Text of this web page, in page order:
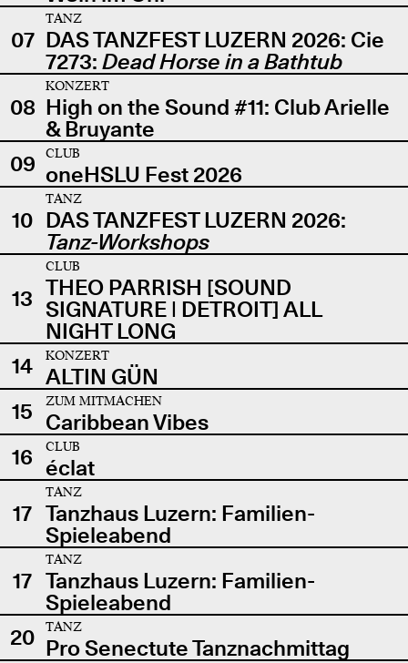
07
TANZ
DAS TANZFEST LUZERN 2026: Cie
7273: Dead Horse in a Bathtub
08
KONZERT
High on the Sound #11: Club Arielle
& Bruyante
09
CLUB
oneHSLU Fest 2026
10
TANZ
DAS TANZFEST LUZERN 2026:
Tanz-Workshops
13
CLUB
THEO PARRISH [SOUND
SIGNATURE | DETROIT] ALL
NIGHT LONG
14
KONZERT
ALTIN GÜN
15
ZUM MITMACHEN
Caribbean Vibes
16
CLUB
éclat
17
TANZ
Tanzhaus Luzern: Familien-
Spieleabend
17
TANZ
Tanzhaus Luzern: Familien-
Spieleabend
20
TANZ
Pro Senectute Tanznachmittag